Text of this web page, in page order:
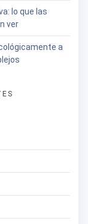
lo que las
ver
a